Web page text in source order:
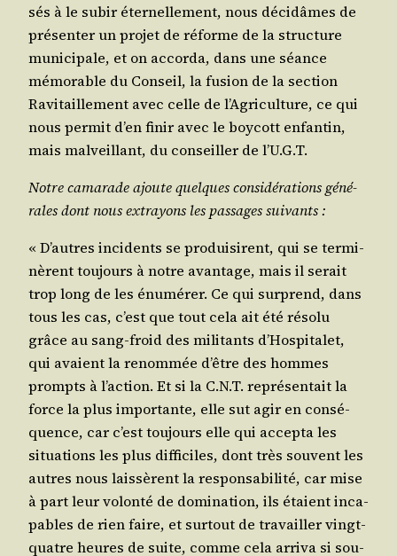
sés à le subir éter­nel­le­ment, nous déci­dâmes de
pré­sen­ter un pro­jet de réforme de la struc­ture
muni­ci­pale, et on accor­da, dans une séance
mémo­rable du Conseil, la fusion de la sec­tion
Ravi­taille­ment avec celle de l’A­gri­cul­ture, ce qui
nous per­mit d’en finir avec le boy­cott enfan­tin,
mais mal­veillant, du conseiller de l’U.G.T.
Notre cama­rade ajoute quelques consi­dé­ra­tions géné­
rales dont nous extra­yons les pas­sages suivants :
« D’autres inci­dents se pro­dui­sirent, qui se ter­mi­
nèrent tou­jours à notre avan­tage, mais il serait
trop long de les énu­mé­rer. Ce qui sur­prend, dans
tous les cas, c’est que tout cela ait été réso­lu
grâce au sang-froid des mili­tants d’Hos­pi­ta­let,
qui avaient la renom­mée d’être des hommes
prompts à l’ac­tion. Et si la C.N.T. repré­sen­tait la
force la plus impor­tante, elle sut agir en consé­
quence, car c’est tou­jours elle qui accep­ta les
situa­tions les plus dif­fi­ciles, dont très sou­vent les
autres nous lais­sèrent la res­pon­sa­bi­li­té, car mise
à part leur volon­té de domi­na­tion, ils étaient inca­
pables de rien faire, et sur­tout de tra­vailler vingt-
quatre heures de suite, comme cela arri­va si sou­